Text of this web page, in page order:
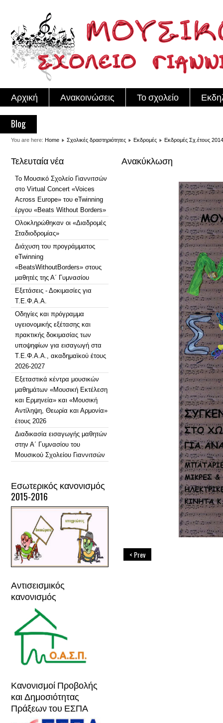
Αρχική Ανακοινώσεις Το σχολείο
Blog
You are here: Home Σχολικές δραστηριότητες Εκδρομές Εκδρομές Σχ.έτους
Τελευταία νέα
Το Μουσικό Σχολείο Γιαννιτσών
στο Virtual Concert «Voices
Across Europe» του eTwinning
έργου «Beats Without Borders»
Ολοκληρώθηκαν οι «Διαδρομές
Σταδιοδρομίας»
Διάχυση του προγράμματος
eTwinning
«BeatsWithoutBorders» στους
μαθητές της Α΄ Γυμνασίου
Εξετάσεις - Δοκιμασίες για
Τ.Ε.Φ.Α.Α.
Οδηγίες και πρόγραμμα
υγειονομικής εξέτασης και
πρακτικής δοκιμασίας των
υποψηφίων για εισαγωγή στα
Τ.Ε.Φ.Α.Α., ακαδημαϊκού έτους
2026-2027
Εξεταστικά κέντρα μουσικών
μαθημάτων «Μουσική Εκτέλεση
και Ερμηνεία» και «Μουσική
Αντίληψη, Θεωρία και Αρμονία»
έτους 2026
Διαδικασία εισαγωγής μαθητών
στην Α΄ Γυμνασίου του
Μουσικού Σχολείου Γιαννιτσών
Εσωτερικός κανονισμός
2015-2016
Αντισεισμικός
κανονισμός
Κανονισμοί Προβολής
και Δημοσιότητας
Πράξεων του ΕΣΠΑ
Ανακύκλωση
< Prev